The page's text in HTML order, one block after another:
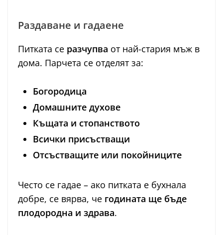
Раздаване и гадаене
Питката се разчупва от най-стария мъж в
дома. Парчета се отделят за:
Богородица
Домашните духове
Къщата и стопанството
Всички присъстващи
Отсъстващите или покойниците
Често се гадае – ако питката е бухнала
добре, се вярва, че годината ще бъде
плодородна и здрава.